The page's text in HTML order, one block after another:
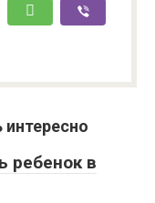
ребенок в